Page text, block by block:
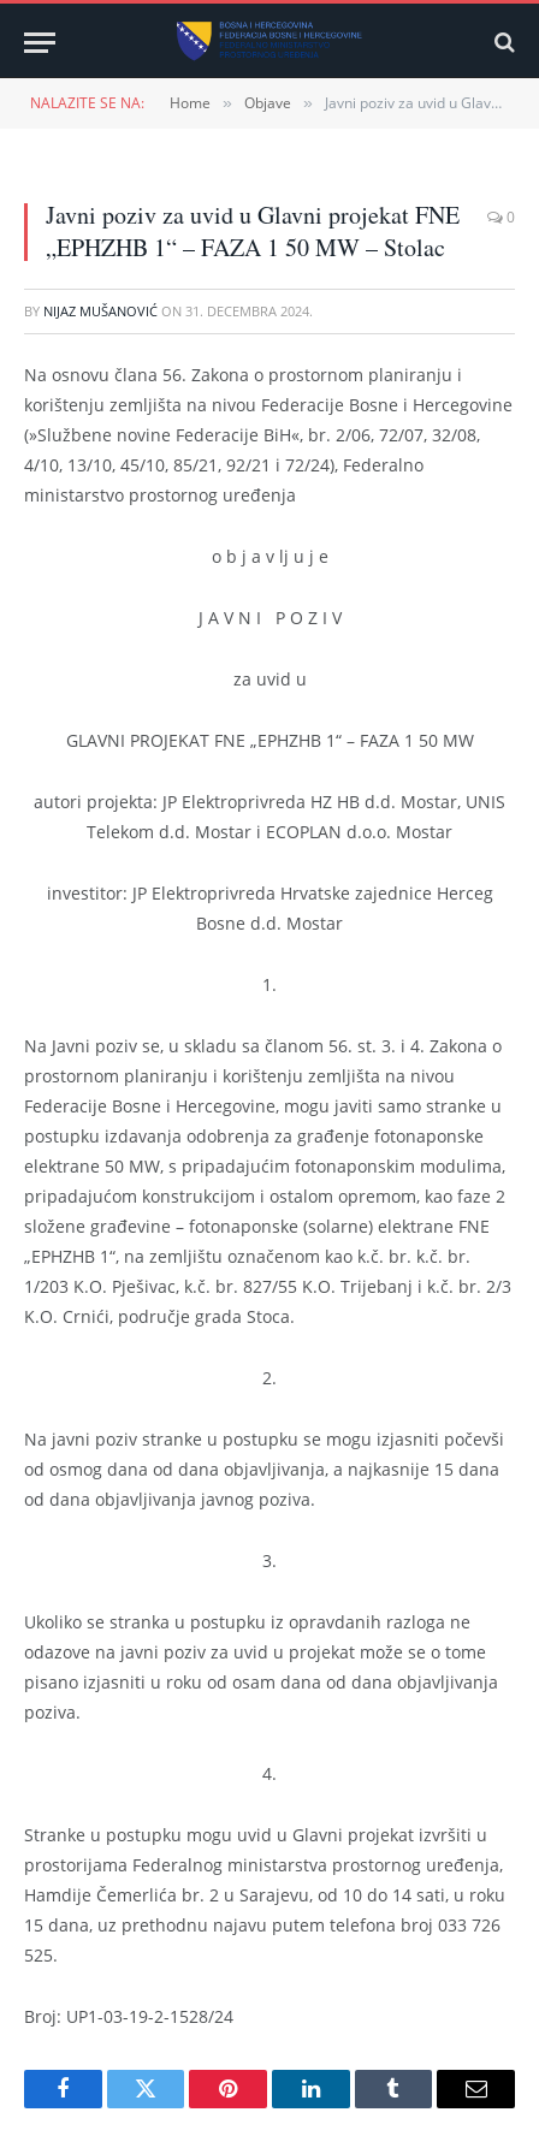
NALAZITE SE NA: Home » Objave » Javni poziv za uvid u Glavni projekat FNE „EPHZHB 1“ – FAZA 1 50 MW – Stolac
Javni poziv za uvid u Glavni projekat FNE
„EPHZHB 1“ – FAZA 1 50 MW – Stolac
0
BY NIJAZ MUŠANOVIĆ ON 31. DECEMBRA 2024.
Na osnovu člana 56. Zakona o prostornom planiranju i
korištenju zemljišta na nivou Federacije Bosne i Hercegovine
(»Službene novine Federacije BiH«, br. 2/06, 72/07, 32/08,
4/10, 13/10, 45/10, 85/21, 92/21 i 72/24), Federalno
ministarstvo prostornog uređenja
o b j a v lj u j e
J A V N I P O Z I V
za uvid u
GLAVNI PROJEKAT FNE „EPHZHB 1“ – FAZA 1 50 MW
autori projekta: JP Elektroprivreda HZ HB d.d. Mostar, UNIS
Telekom d.d. Mostar i ECOPLAN d.o.o. Mostar
investitor: JP Elektroprivreda Hrvatske zajednice Herceg
Bosne d.d. Mostar
1.
Na Javni poziv se, u skladu sa članom 56. st. 3. i 4. Zakona o
prostornom planiranju i korištenju zemljišta na nivou
Federacije Bosne i Hercegovine, mogu javiti samo stranke u
postupku izdavanja odobrenja za građenje fotonaponske
elektrane 50 MW, s pripadajućim fotonaponskim modulima,
pripadajućom konstrukcijom i ostalom opremom, kao faze 2
složene građevine – fotonaponske (solarne) elektrane FNE
„EPHZHB 1“, na zemljištu označenom kao k.č. br. k.č. br.
1/203 K.O. Pješivac, k.č. br. 827/55 K.O. Trijebanj i k.č. br. 2/3
K.O. Crnići, područje grada Stoca.
2.
Na javni poziv stranke u postupku se mogu izjasniti počevši
od osmog dana od dana objavljivanja, a najkasnije 15 dana
od dana objavljivanja javnog poziva.
3.
Ukoliko se stranka u postupku iz opravdanih razloga ne
odazove na javni poziv za uvid u projekat može se o tome
pisano izjasniti u roku od osam dana od dana objavljivanja
poziva.
4.
Stranke u postupku mogu uvid u Glavni projekat izvršiti u
prostorijama Federalnog ministarstva prostornog uređenja,
Hamdije Čemerlića br. 2 u Sarajevu, od 10 do 14 sati, u roku
15 dana, uz prethodnu najavu putem telefona broj 033 726
525.
Broj: UP1-03-19-2-1528/24
FacebookTwitter Pinterest LinkedInTumblr Email